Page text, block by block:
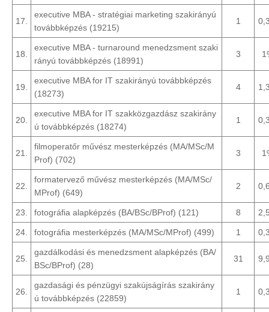
17.
executive MBA - stratégiai marketing szakirányú
továbbképzés (19215)
1
18.
executive MBA - turnaround menedzsment szaki
rányú továbbképzés (18991)
3
19.
executive MBA for IT szakirányú továbbképzés
(18273)
4
20.
executive MBA for IT szakközgazdász szakirány
ú továbbképzés (18274)
1
21.
filmoperatőr művész mesterképzés (MA/MSc/M
Prof) (702)
3
22.
formatervező művész mesterképzés (MA/MSc/
MProf) (649)
2
23. fotográfia alapképzés (BA/BSc/BProf) (121) 8
24. fotográfia mesterképzés (MA/MSc/MProf) (499) 1
25.
gazdálkodási és menedzsment alapképzés (BA/
BSc/BProf) (28)
31
26.
gazdasági és pénzügyi szakújságírás szakirány
ú továbbképzés (22859)
1